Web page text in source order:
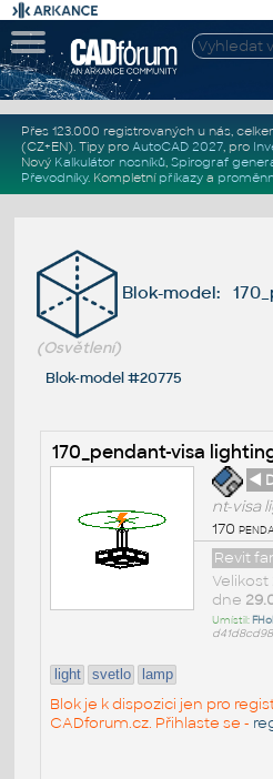
Přes 123.000 registrovaných u nás,
(CZ+EN). Tipy pro AutoCAD 2027, pro
Nový Kalkulátor nosníků, Spirograf
Převodníky. Kompletní příkazya
Blok-model:
(Osvětlení)
Blok-model #20775
170_pendant-visa
◄
nt-visa
170
Revit
Velikost
dne
Umístil:
light svetlo lamp
Blok je k dispozici jen pro
CADforum.cz. Přihlaste se -